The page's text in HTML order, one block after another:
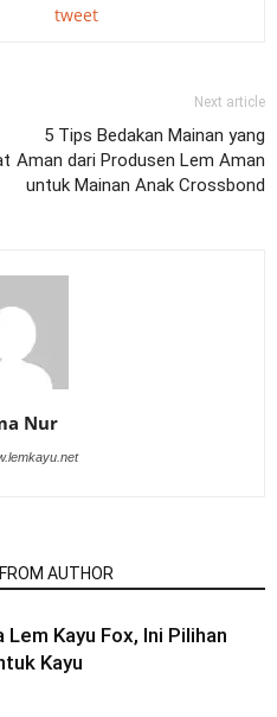
tweet
Next article
5 Tips Bedakan Mainan yang
Aman dari Produsen Lem Aman
untuk Mainan Anak Crossbond
Nur
AUTHOR
Lem Kayu Fox, Ini Pilihan
Kayu